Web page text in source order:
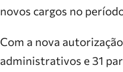
novos cargos no
Com a nova
administrativos e 31